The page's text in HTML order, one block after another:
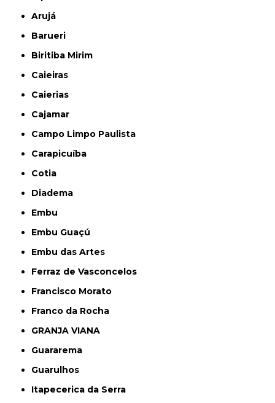
Arujá
Barueri
Biritiba Mirim
Caieiras
Caierias
Cajamar
Campo Limpo Paulista
Carapicuíba
Cotia
Diadema
Embu
Embu Guaçú
Embu das Artes
Ferraz de Vasconcelos
Francisco Morato
Franco da Rocha
GRANJA VIANA
Guararema
Guarulhos
Itapecerica da Serra